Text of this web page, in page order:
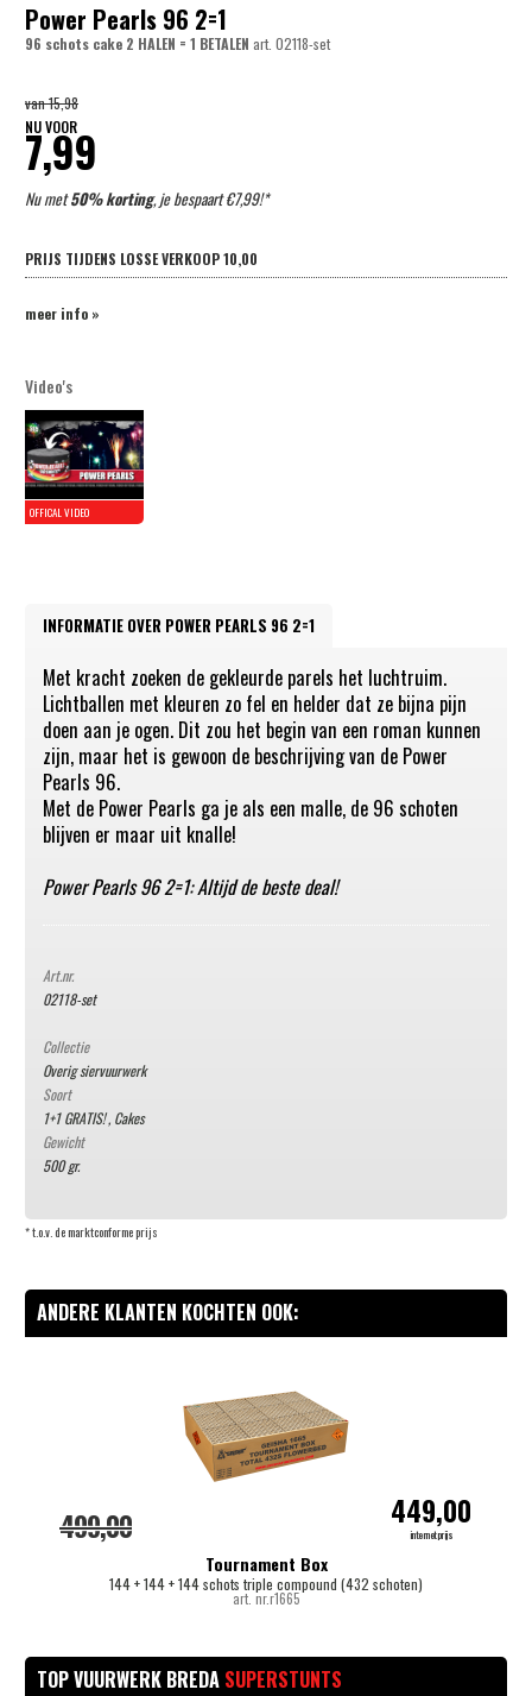
Power Pearls 96 2=1
96 schots cake 2 HALEN = 1 BETALEN art. 02118-set
van15,98
NU VOOR
7,99
Nu met50% korting, je bespaart €7,99!*
PRIJS TIJDENS LOSSE VERKOOP10,00
meer info »
Video's
INFORMATIE OVER POWER PEARLS 96 2=1
Met kracht zoeken de gekleurde parels het luchtruim.
Lichtballen met kleuren zo fel en helder dat ze bijna pijn
doen aan je ogen. Dit zou het begin van een roman kunnen
zijn, maar het is gewoon de beschrijving van de Power
Pearls 96.
Met de Power Pearls ga je als een malle, de 96 schoten
blijven er maar uit knalle!
Power Pearls 96 2=1: Altijd de beste deal!
Art.nr.
02118-set
Collectie
Overig siervuurwerk
Soort
1+1 GRATIS!, Cakes
Gewicht
500 gr.
* t.o.v. de marktconforme prijs
ANDERE KLANTEN KOCHTEN OOK:
Tournament Box
144 + 144 + 144 schots triple compound (432 schoten)
art. nr.r1665
499,00 449,00
internetprijs
TOP VUURWERK BREDA SUPERSTUNTS